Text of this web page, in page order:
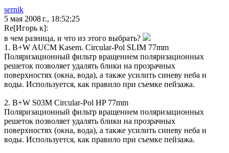
sernik
5 мая 2008 г., 18:52:25
Re[Игорь к]:
в чем разница, и что из этого выбрать?
1. B+W AUCM Kasem. Circular-Pol SLIM 77mm
Поляризационный фильтр вращением поляризационных
решеток позволяет удалять блики на прозрачных
поверхностях (окна, вода), а также усилить синеву неба и
воды. Используется, как правило при съемке пейзажа.
2. B+W S03M Circular-Pol HP 77mm
Поляризационный фильтр вращением поляризационных
решеток позволяет удалять блики на прозрачных
поверхностях (окна, вода), а также усилить синеву неба и
воды. Используется, как правило при съемке пейзажа.